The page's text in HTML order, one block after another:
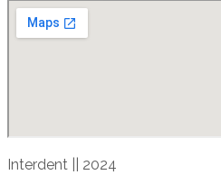
Interdent || 2024